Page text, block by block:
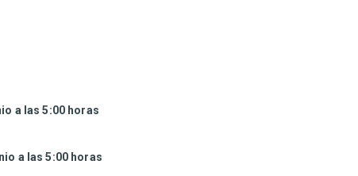
a las 5:00 horas
a las 5:00 horas